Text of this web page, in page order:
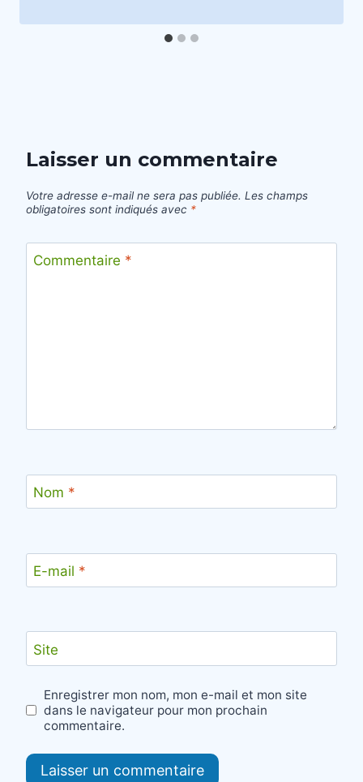
Laisser un commentaire
Votre adresse e-mail ne sera pas publiée. Les champs
obligatoires sont indiqués avec *
Commentaire *
Nom *
E-mail *
Site
Enregistrer mon nom, mon e-mail et mon site
dans le navigateur pour mon prochain
commentaire.